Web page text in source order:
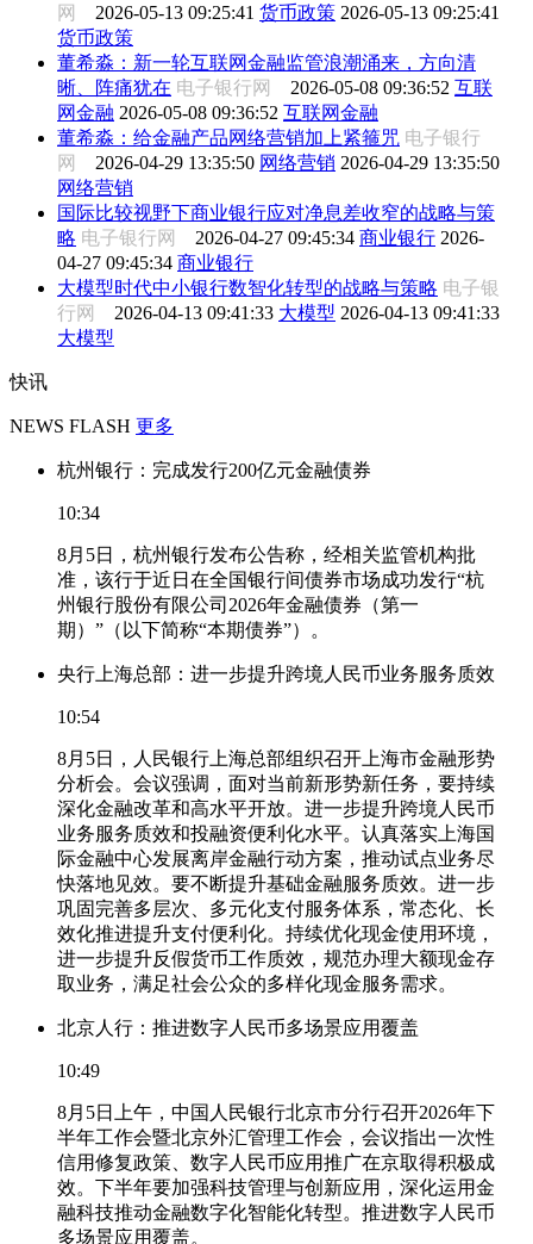
网 2026-05-13 09:25:41 货币政策 2026-05-13 09:25:41
货币政策
董希淼：新一轮互联网金融监管浪潮涌来，方向清
晰、阵痛犹在 电子银行网 2026-05-08 09:36:52 互联
网金融 2026-05-08 09:36:52 互联网金融
董希淼：给金融产品网络营销加上紧箍咒 电子银行
网 2026-04-29 13:35:50 网络营销 2026-04-29 13:35:50
网络营销
国际比较视野下商业银行应对净息差收窄的战略与策
略 电子银行网 2026-04-27 09:45:34 商业银行 2026-
04-27 09:45:34 商业银行
大模型时代中小银行数智化转型的战略与策略 电子银
行网 2026-04-13 09:41:33 大模型 2026-04-13 09:41:33
大模型
快讯
NEWS FLASH 更多
杭州银行：完成发行200亿元金融债券
10:34
8月5日，杭州银行发布公告称，经相关监管机构批
准，该行于近日在全国银行间债券市场成功发行“杭
州银行股份有限公司2026年金融债券（第一
期）”（以下简称“本期债券”）。
央行上海总部：进一步提升跨境人民币业务服务质效
10:54
8月5日，人民银行上海总部组织召开上海市金融形势
分析会。会议强调，面对当前新形势新任务，要持续
深化金融改革和高水平开放。进一步提升跨境人民币
业务服务质效和投融资便利化水平。认真落实上海国
际金融中心发展离岸金融行动方案，推动试点业务尽
快落地见效。要不断提升基础金融服务质效。进一步
巩固完善多层次、多元化支付服务体系，常态化、长
效化推进提升支付便利化。持续优化现金使用环境，
进一步提升反假货币工作质效，规范办理大额现金存
取业务，满足社会公众的多样化现金服务需求。
北京人行：推进数字人民币多场景应用覆盖
10:49
8月5日上午，中国人民银行北京市分行召开2026年下
半年工作会暨北京外汇管理工作会，会议指出一次性
信用修复政策、数字人民币应用推广在京取得积极成
效。下半年要加强科技管理与创新应用，深化运用金
融科技推动金融数字化智能化转型。推进数字人民币
多场景应用覆盖。